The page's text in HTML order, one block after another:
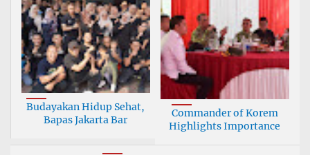
Budayakan Hidup Sehat,
Bapas Jakarta Bar
Commander of Korem
Highlights Importance